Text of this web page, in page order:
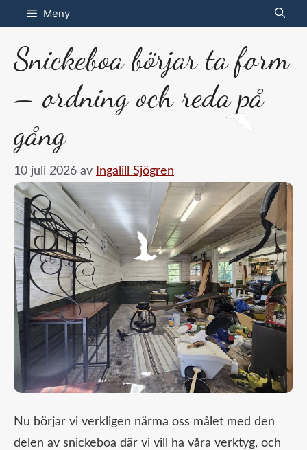
Hoppa
till
innehåll
Meny
Snickeboa börjar ta form
– ordning och reda på
gång
10 juli 2026 av Ingalill Sjögren
Nu börjar vi verkligen närma oss målet med den
delen av snickeboa där vi vill ha våra verktyg, och